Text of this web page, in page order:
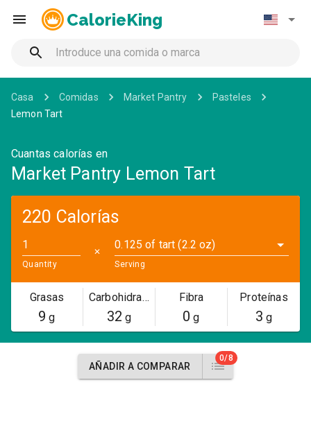
CalorieKing
Casa Comidas Market Pantry
Pasteles
Lemon Tart
Cuantas calorías en
Market Pantry Lemon Tart
220 Calorías
Quantity
✕
0.125 of tart (2.2 oz)
Serving
Grasas
9 g
Carbohidratos
32 g
Fibra
0 g
Proteínas
3 g
AÑADIR A COMPARAR
0/8